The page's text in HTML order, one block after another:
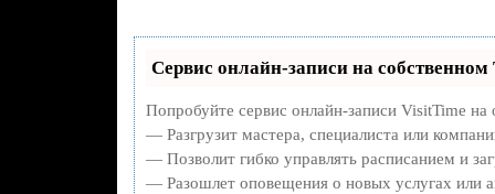
Сервис онлайн-записи на собственном
Попробуйте сервис онлайн-записи VisitTime
— Разгрузит мастера, специалиста или
— Позволит гибко управлять расписанием и
— Разошлет оповещения о новых услугах или